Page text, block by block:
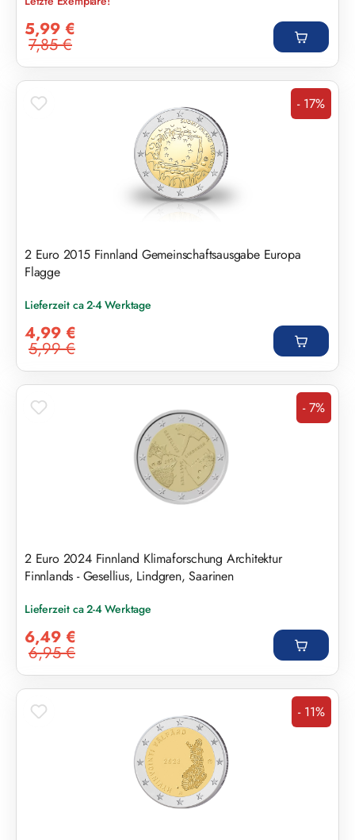
5,99 €
Regulärer Preis:
7,85 €
Rabatt
- 17%
2 Euro 2015 Finnland Gemeinschaftsausgabe Europa
Flagge
Lieferzeit ca 2-4 Werktage
4,99 €
Regulärer Preis:
5,99 €
Rabatt
- 7%
2 Euro 2024 Finnland Klimaforschung Architektur
Finnlands - Gesellius, Lindgren, Saarinen
Lieferzeit ca 2-4 Werktage
6,49 €
Regulärer Preis:
6,95 €
Rabatt
- 11%